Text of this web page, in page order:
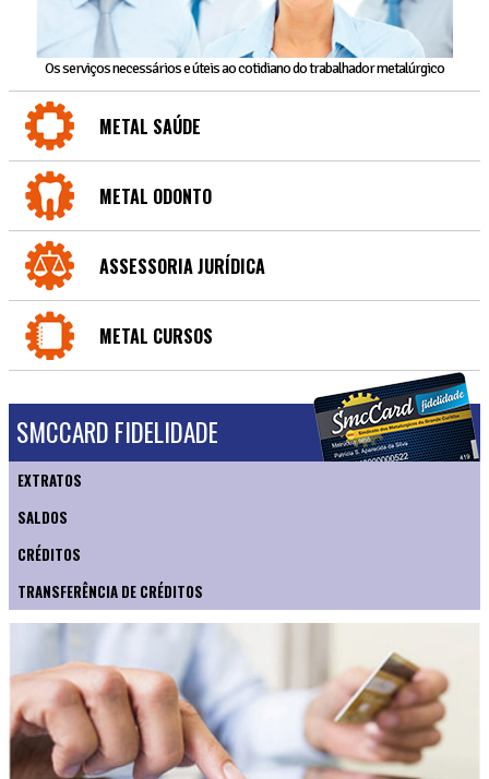
Os serviços necessários e úteis ao cotidiano do trabalhador metalúrgico
METAL SAÚDE
METAL ODONTO
ASSESSORIA JURÍDICA
METAL CURSOS
SMCCARD FIDELIDADE
EXTRATOS
SALDOS
CRÉDITOS
TRANSFERÊNCIA DE CRÉDITOS